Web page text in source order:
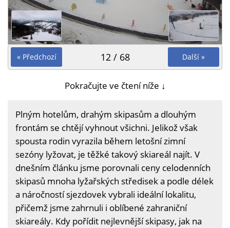
« Předchozí Další »
12 / 68
Pokračujte ve čtení níže ↓
Plným hotelům, drahým skipasům a dlouhým
frontám se chtějí vyhnout všichni. Jelikož však
spousta rodin vyrazila během letošní zimní
sezóny lyžovat, je těžké takový skiareál najít. V
dnešním článku jsme porovnali ceny celodenních
skipasů mnoha lyžařských středisek a podle délek
a náročností sjezdovek vybrali ideální lokalitu,
přičemž jsme zahrnuli i oblíbené zahraniční
skiareály. Kdy pořídit nejlevnější skipasy, jak na